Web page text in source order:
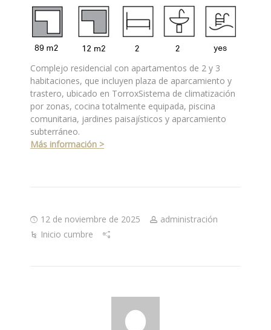
Complejo residencial con apartamentos de 2 y 3
habitaciones, que incluyen plaza de aparcamiento y
trastero, ubicado en TorroxSistema de climatización
por zonas, cocina totalmente equipada, piscina
comunitaria, jardines paisajísticos y aparcamiento
subterráneo.
Más información >
12 de noviembre de 2025
administración
Inicio cumbre